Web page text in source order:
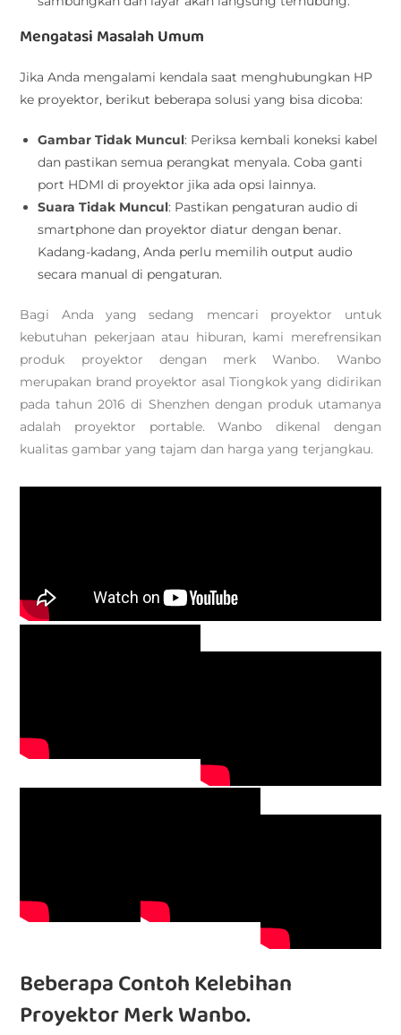
Mengatasi Masalah Umum
Jika Anda mengalami kendala saat menghubungkan HP
ke proyektor, berikut beberapa solusi yang bisa dicoba:
Gambar Tidak Muncul: Periksa kembali koneksi kabel
dan pastikan semua perangkat menyala. Coba ganti
port HDMI di proyektor jika ada opsi lainnya.
Suara Tidak Muncul: Pastikan pengaturan audio di
smartphone dan proyektor diatur dengan benar.
Kadang-kadang, Anda perlu memilih output audio
secara manual di pengaturan.
Bagi Anda yang sedang mencari proyektor untuk
kebutuhan pekerjaan atau hiburan, kami merefrensikan
produk proyektor dengan merk Wanbo. Wanbo
merupakan brand proyektor asal Tiongkok yang didirikan
pada tahun 2016 di Shenzhen dengan produk utamanya
adalah proyektor portable. Wanbo dikenal dengan
kualitas gambar yang tajam dan harga yang terjangkau.
Beberapa Contoh Kelebihan
Proyektor Merk Wanbo.